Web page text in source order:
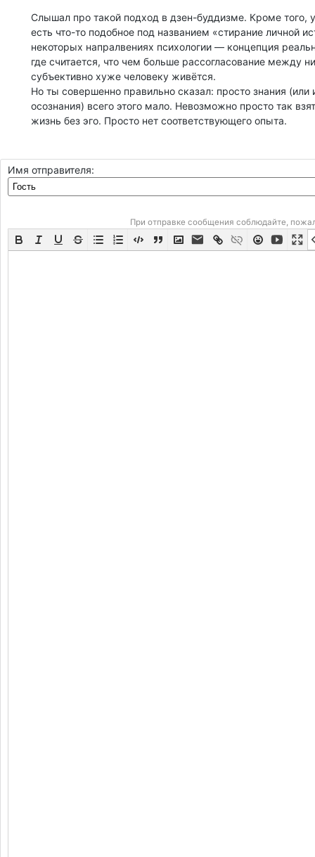
Слышал про такой подход в дзен-буддизме. Кроме того,
есть что-то подобное под названием «стирание личной
некоторых напралвениях психологии — концепция
где считается, что чем больше рассогласование между
субъективно хуже человеку живётся.
Но ты совершенно правильно сказал: просто знания (или
осознания) всего этого мало. Невозможно просто так
жизнь без эго. Просто нет соответствующего опыта.
Имя отправителя:
При отправке сообщения соблюдайте,